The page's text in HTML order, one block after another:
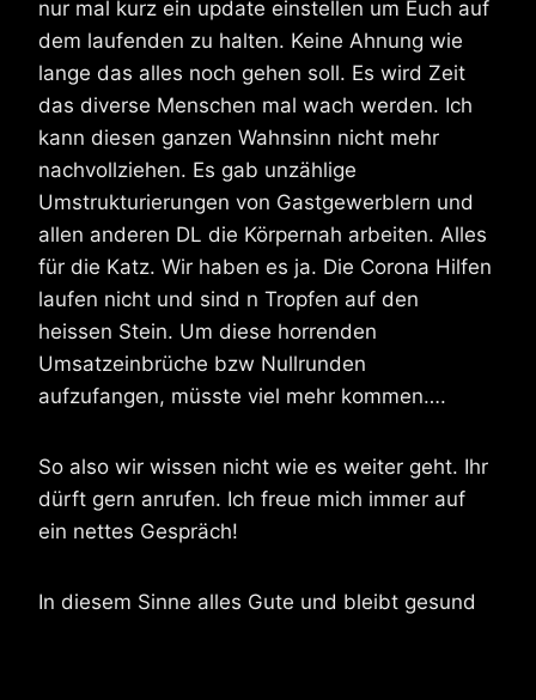
nur mal kurz ein update einstellen um Euch auf
dem laufenden zu halten. Keine Ahnung wie
lange das alles noch gehen soll. Es wird Zeit
das diverse Menschen mal wach werden. Ich
kann diesen ganzen Wahnsinn nicht mehr
nachvollziehen. Es gab unzählige
Umstrukturierungen von Gastgewerblern und
allen anderen DL die Körpernah arbeiten. Alles
für die Katz. Wir haben es ja. Die Corona Hilfen
laufen nicht und sind n Tropfen auf den
heissen Stein. Um diese horrenden
Umsatzeinbrüche bzw Nullrunden
aufzufangen, müsste viel mehr kommen….
So also wir wissen nicht wie es weiter geht. Ihr
dürft gern anrufen. Ich freue mich immer auf
ein nettes Gespräch!
In diesem Sinne alles Gute und bleibt gesund